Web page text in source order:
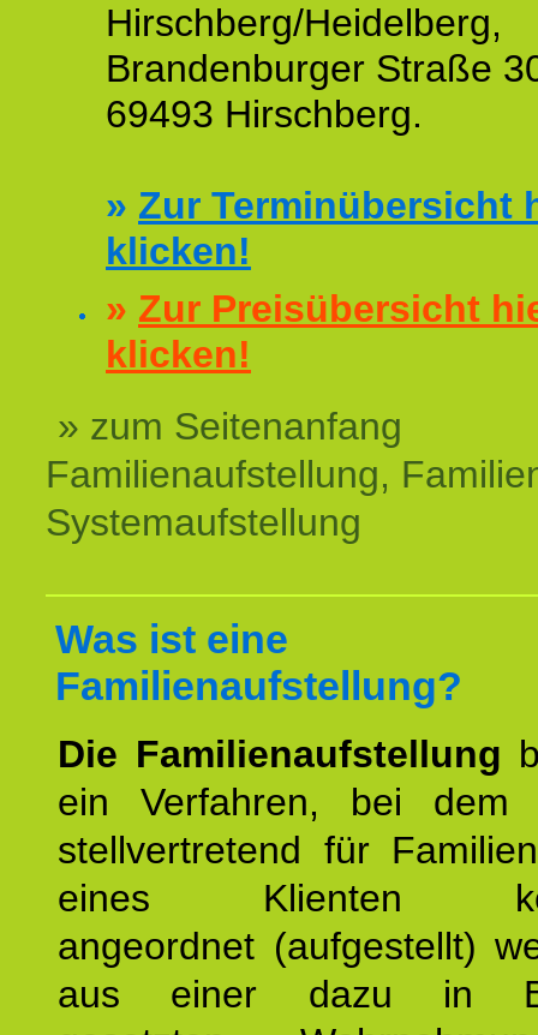
Hirschberg/Heidelberg,
Brandenburger Straße
69493 Hirschberg.
» Zur Terminübersicht
klicken!
» Zur Preisübersicht
klicken!
» zum Seitenanfang
Familienaufstellung,
Systemaufstellung
Was ist eine
Familienaufstellung?
Die Familienaufstellung
ein Verfahren, bei dem
stellvertretend für
eines Klienten
angeordnet (aufgestellt)
aus einer dazu in